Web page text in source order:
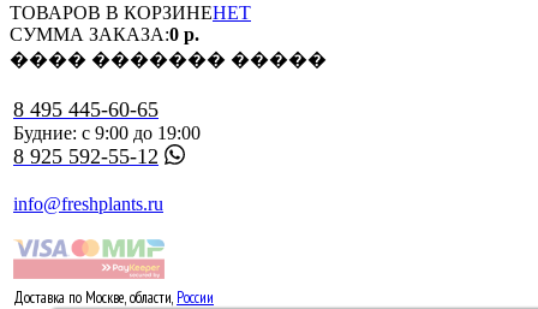
ТОВАРОВ В КОРЗИНЕНЕТ
СУММА ЗАКАЗА:0 р.
���� ������� �����
8 495 445-60-65
Будние: с 9:00 до 19:00
8 925 592-55-12
info@freshplants.ru
Доставка по Москве, области, России